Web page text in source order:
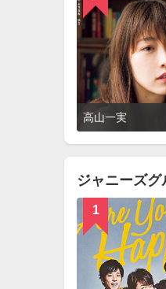
高山一実
ジャニーズ
1